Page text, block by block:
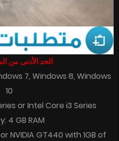
الحد الأدنى من
7, Windows 8, Windows
10
or Intel Core i3 Series
4 GB RAM
NVIDIA GT440 with 1GB of